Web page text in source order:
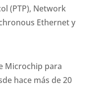
(PTP), Network
Ethernet y
Microchip para
hace más de 20